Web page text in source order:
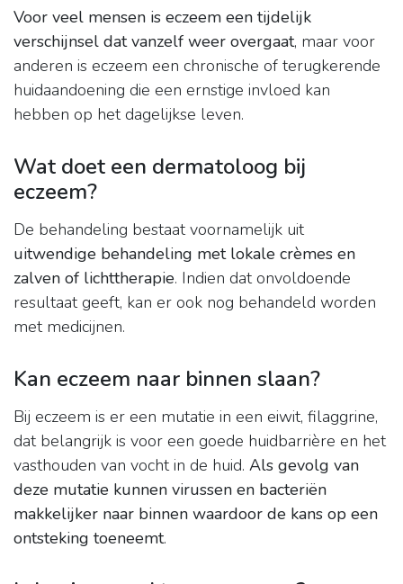
Voor veel mensen is eczeem een tijdelijk
verschijnsel dat vanzelf weer overgaat, maar voor
anderen is eczeem een chronische of terugkerende
huidaandoening die een ernstige invloed kan
hebben op het dagelijkse leven.
Wat doet een dermatoloog bij
eczeem?
De behandeling bestaat voornamelijk uit
uitwendige behandeling met lokale crèmes en
zalven of lichttherapie. Indien dat onvoldoende
resultaat geeft, kan er ook nog behandeld worden
met medicijnen.
Kan eczeem naar binnen slaan?
Bij eczeem is er een mutatie in een eiwit, filaggrine,
dat belangrijk is voor een goede huidbarrière en het
vasthouden van vocht in de huid. Als gevolg van
deze mutatie kunnen virussen en bacteriën
makkelijker naar binnen waardoor de kans op een
ontsteking toeneemt.